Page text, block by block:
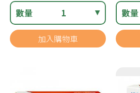
數量 1
加入購物車
數量